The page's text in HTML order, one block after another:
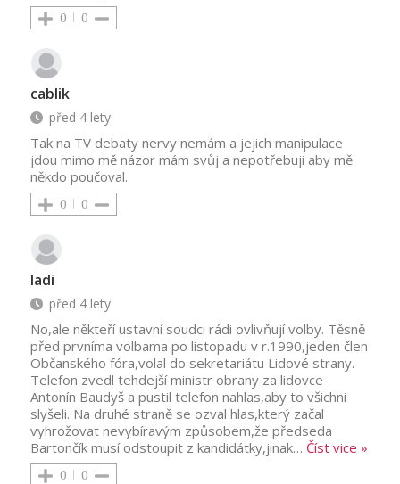
0 0
cablik
před 4 lety
Tak na TV debaty nervy nemám a jejich manipulace
jdou mimo mě názor mám svůj a nepotřebuji aby mě
někdo poučoval.
0 0
ladi
před 4 lety
No,ale někteří ustavní soudci rádi ovlivňují volby. Těsně
před prvníma volbama po listopadu v r.1990,jeden člen
Občanského fóra,volal do sekretariátu Lidové strany.
Telefon zvedl tehdejší ministr obrany za lidovce
Antonín Baudyš a pustil telefon nahlas,aby to všichni
slyšeli. Na druhé straně se ozval hlas,který začal
vyhrožovat nevybíravým způsobem,že předseda
Bartončík musí odstoupit z kandidátky,jinak… Číst vice »
0 0